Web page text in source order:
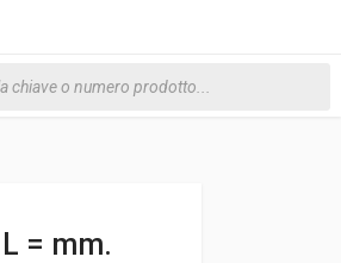
L = mm.